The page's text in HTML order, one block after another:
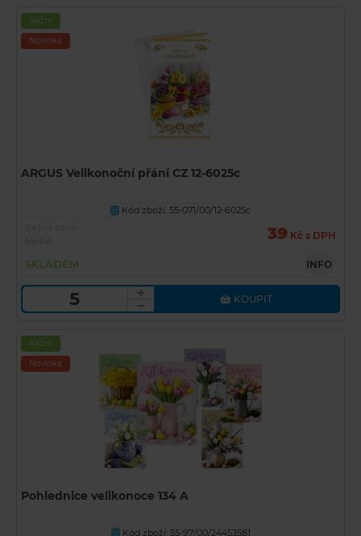
Akční
Novinka
ARGUS Velikonoční přání CZ 12-6025c
U
Kód zboží: 55-071/00/12-6025c
39 Kč s DPH
SKLADEM INFO
KOUPIT
Akční
Novinka
Pohlednice velikonoce 134 A
U Kód zboží: 55-97/00/24453581